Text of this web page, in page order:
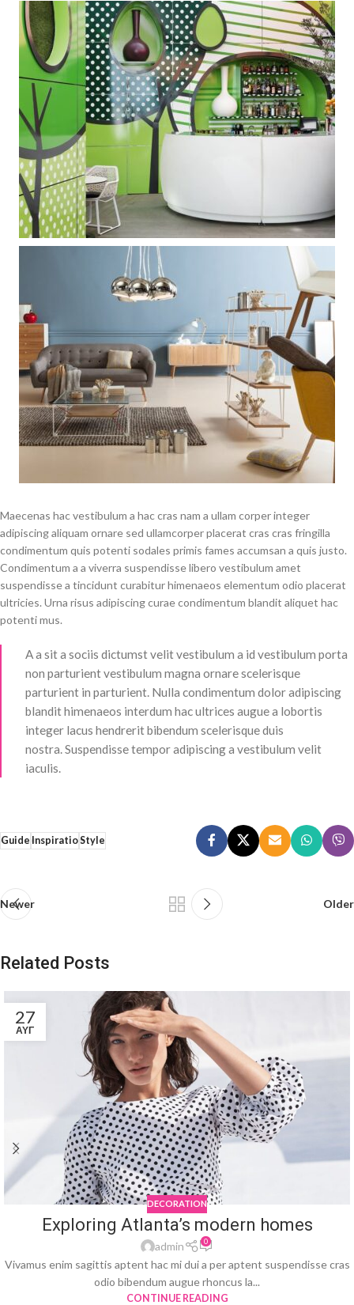
Maecenas hac vestibulum a hac cras nam a ullam corper integer
adipiscing aliquam ornare sed ullamcorper placerat cras cras fringilla
condimentum quis potenti sodales primis fames accumsan a quis justo.
Condimentum a a viverra suspendisse libero vestibulum amet
suspendisse a tincidunt curabitur himenaeos elementum odio placerat
ultricies. Urna risus adipiscing curae condimentum blandit aliquet hac
potenti mus.
A a sit a sociis dictumst velit vestibulum a id vestibulum porta
non parturient vestibulum magna ornare scelerisque
parturient in parturient. Nulla condimentum dolor adipiscing
blandit himenaeos interdum hac ultrices augue a lobortis
integer lacus hendrerit bibendum scelerisque duis
nostra. Suspendisse tempor adipiscing a vestibulum velit
iaculis.
Guide InspiratioStyle
Newer Older
Related Posts
27
ΑΥΓ
DECORATION
Exploring Atlanta’s modern homes
admin 0
Vivamus enim sagittis aptent hac mi dui a per aptent suspendisse cras
odio bibendum augue rhoncus la...
CONTINUE READING